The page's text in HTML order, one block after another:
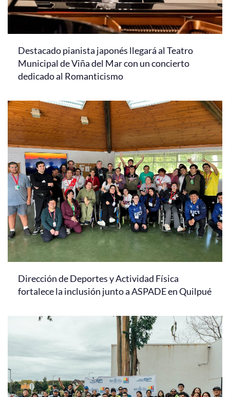
Destacado pianista japonés llegará al Teatro
Municipal de Viña del Mar con un concierto
dedicado al Romanticismo
Dirección de Deportes y Actividad Física
fortalece la inclusión junto a ASPADE en Quilpué